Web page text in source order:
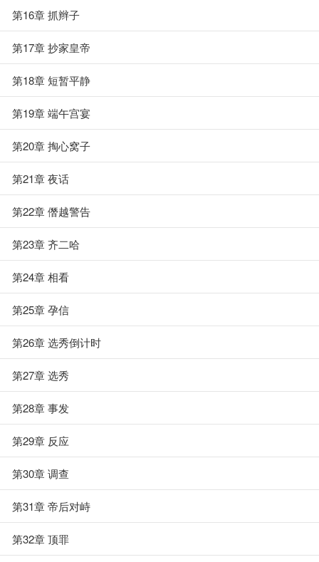
第16章 抓辫子
第17章 抄家皇帝
第18章 短暂平静
第19章 端午宫宴
第20章 掏心窝子
第21章 夜话
第22章 僭越警告
第23章 齐二哈
第24章 相看
第25章 孕信
第26章 选秀倒计时
第27章 选秀
第28章 事发
第29章 反应
第30章 调查
第31章 帝后对峙
第32章 顶罪